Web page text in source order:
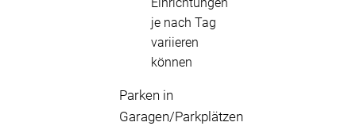
Einrichtungen
je nach Tag
variieren
können
Parken in
Garagen/Parkplätzen